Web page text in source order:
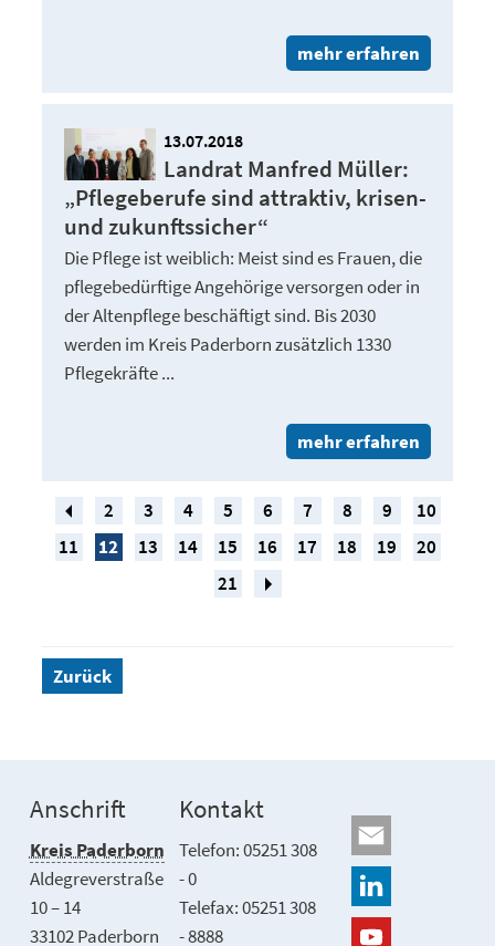
mehr erfahren
13.07.2018
Landrat Manfred Müller:
„Pflegeberufe sind attraktiv, krisen-
und zukunftssicher“
Die Pflege ist weiblich: Meist sind es Frauen, die
pflegebedürftige Angehörige versorgen oder in
der Altenpflege beschäftigt sind. Bis 2030
werden im Kreis Paderborn zusätzlich 1330
Pflegekräfte ...
mehr erfahren
2 3 4 5 6 7 8 9
10
11
12 13 14 15 16 17 18 19
20
21
Zurück
Anschrift
Kreis Paderborn
Aldegreverstraße
10 – 14
33102 Paderborn
Kontakt
Telefon: 05251 308
- 0
Telefax: 05251 308
- 8888